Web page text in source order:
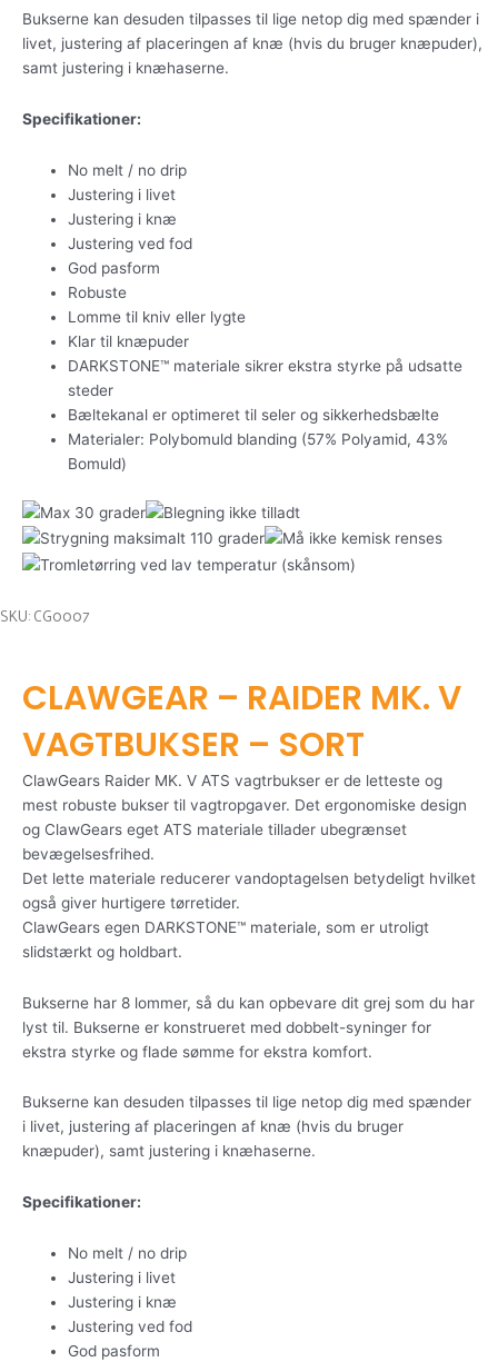
Bukserne kan desuden tilpasses til lige netop dig med spænder i
livet, justering af placeringen af knæ (hvis du bruger knæpuder),
samt justering i knæhaserne.
Specifikationer:
No melt / no drip
Justering i livet
Justering i knæ
Justering ved fod
God pasform
Robuste
Lomme til kniv eller lygte
Klar til knæpuder
DARKSTONE™ materiale sikrer ekstra styrke på udsatte
steder
Bæltekanal er optimeret til seler og sikkerhedsbælte
Materialer: Polybomuld blanding (57% Polyamid, 43%
Bomuld)
SKU: CG0007
CLAWGEAR – RAIDER MK. V
VAGTBUKSER – SORT
ClawGears Raider MK. V ATS vagtrbukser er de letteste og
mest robuste bukser til vagtropgaver. Det ergonomiske design
og ClawGears eget ATS materiale tillader ubegrænset
bevægelsesfrihed.
Det lette materiale reducerer vandoptagelsen betydeligt hvilket
også giver hurtigere tørretider.
ClawGears egen DARKSTONE™ materiale, som er utroligt
slidstærkt og holdbart.
Bukserne har 8 lommer, så du kan opbevare dit grej som du har
lyst til. Bukserne er konstrueret med dobbelt-syninger for
ekstra styrke og flade sømme for ekstra komfort.
Bukserne kan desuden tilpasses til lige netop dig med spænder
i livet, justering af placeringen af knæ (hvis du bruger
knæpuder), samt justering i knæhaserne.
Specifikationer:
No melt / no drip
Justering i livet
Justering i knæ
Justering ved fod
God pasform